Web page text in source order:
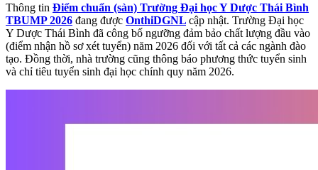
Thông tin Điểm chuẩn (sàn) Trường Đại học Y Dược Thái Bình
TBUMP 2026 đang được OnthiDGNL cập nhật. Trường Đại học
Y Dược Thái Bình đã công bố ngưỡng đảm bảo chất lượng đầu vào
(điểm nhận hồ sơ xét tuyển) năm 2026 đối với tất cả các ngành đào
tạo. Đồng thời, nhà trường cũng thông báo phương thức tuyển sinh
và chỉ tiêu tuyển sinh đại học chính quy năm 2026.